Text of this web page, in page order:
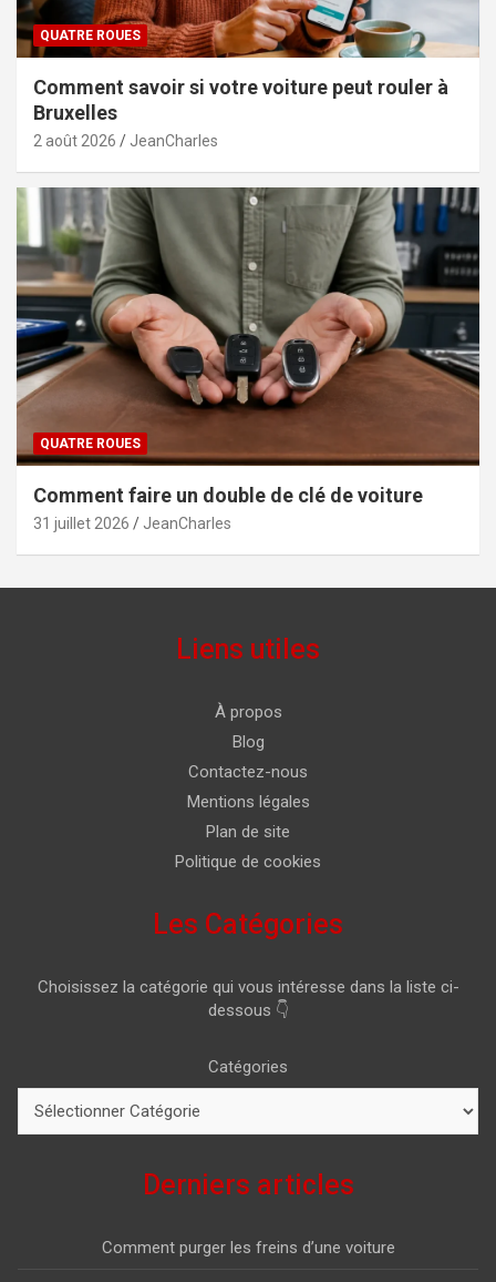
QUATRE ROUES
Comment savoir si votre voiture peut rouler à
Bruxelles
2 août 2026 JeanCharles
QUATRE ROUES
Comment faire un double de clé de voiture
31 juillet 2026 JeanCharles
Liens utiles
À propos
Blog
Contactez-nous
Mentions légales
Plan de site
Politique de cookies
Les Catégories
Choisissez la catégorie qui vous intéresse dans la liste ci-
dessous 👇
Catégories
Derniers articles
Comment purger les freins d’une voiture